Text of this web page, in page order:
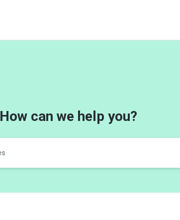
How can we help you?